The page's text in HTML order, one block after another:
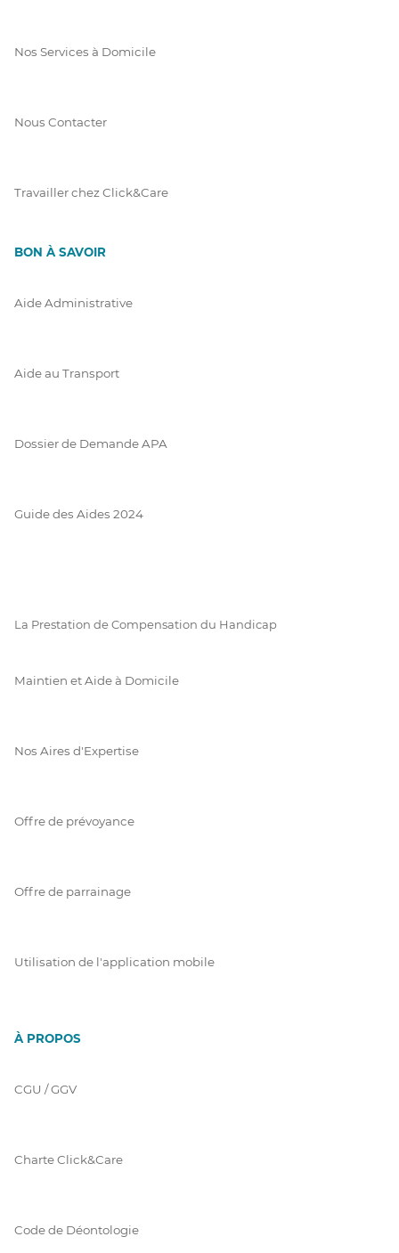
Nos Services à Domicile
Nous Contacter
Travailler chez Click&Care
BON À SAVOIR
Aide Administrative
Aide au Transport
Dossier de Demande APA
Guide des Aides 2024
La Prestation de Compensation du Handicap
Maintien et Aide à Domicile
Nos Aires d'Expertise
Offre de prévoyance
Offre de parrainage
Utilisation de l'application mobile
À PROPOS
CGU / GGV
Charte Click&Care
Code de Déontologie